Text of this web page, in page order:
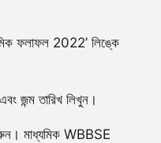
ফলাফল 2022’ লিঙ্কে
জন্ম তারিখ লিখুন।
মাধ্যমিক WBBSE